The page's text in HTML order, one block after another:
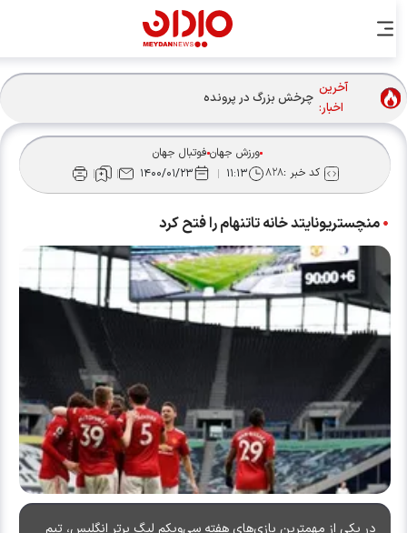
آخرین
اخبار:
چرخش بزرگ در پرونده رودری؛ بارسلونا جای رئال را گرفت؟
ورزش جهانفوتبال جهان
کد خبر :۸۲۸ ۱۱:۱۳ ۱۴۰۰/۰۱/۲۳
منچستریونایتد خانه تاتنهام را فتح کرد
در یکی از مهمترین بازی‌های هفته سی‌ویکم لیگ برتر انگلیس، تیم